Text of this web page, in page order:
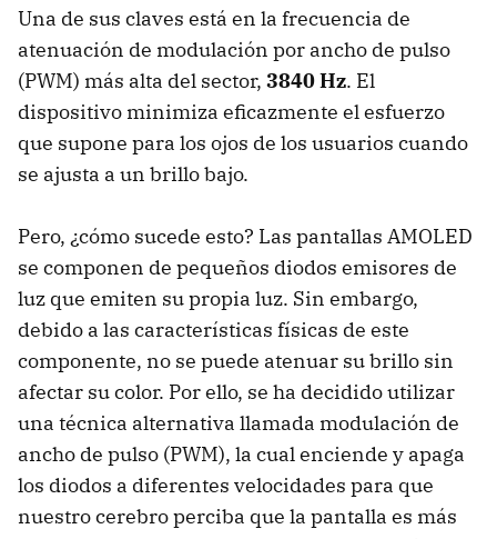
Una de sus claves está en la frecuencia de
atenuación de modulación por ancho de pulso
(PWM) más alta del sector, 3840 Hz. El
dispositivo minimiza eficazmente el esfuerzo
que supone para los ojos de los usuarios cuando
se ajusta a un brillo bajo.
Pero, ¿cómo sucede esto? Las pantallas AMOLED
se componen de pequeños diodos emisores de
luz que emiten su propia luz. Sin embargo,
debido a las características físicas de este
componente, no se puede atenuar su brillo sin
afectar su color. Por ello, se ha decidido utilizar
una técnica alternativa llamada modulación de
ancho de pulso (PWM), la cual enciende y apaga
los diodos a diferentes velocidades para que
nuestro cerebro perciba que la pantalla es más